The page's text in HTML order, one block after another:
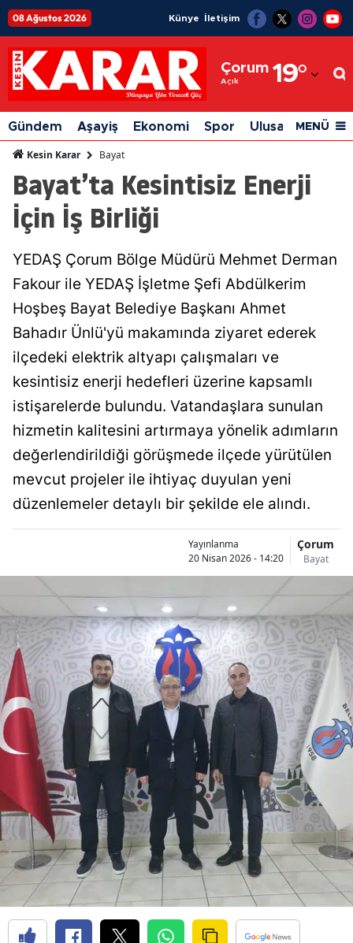
08 Ağustos 2026 Künye İletişim
Çorum
Açık 19°
Adıyaman
Afyonkarahisar
Ağrı
Amasya
Aydın
Balıkesir
Bingöl
Bitlis
Burdur
Bursa
Çanakkale
Çankırı
Çorum
Denizli
Diyarbakır
Elazığ
Erzincan
Erzurum
Eskişehir
Gaziantep
Giresun
Gündem Aşayiş Ekonomi Spor Ulusal Siyaset
MENÜ
Kesin Karar Bayat
Bayat’ta Kesintisiz Enerji
İçin İş Birliği
YEDAŞ Çorum Bölge Müdürü Mehmet Derman
Fakour ile YEDAŞ İşletme Şefi Abdülkerim
Hoşbeş Bayat Belediye Başkanı Ahmet
Bahadır Ünlü'yü makamında ziyaret ederek
ilçedeki elektrik altyapı çalışmaları ve
kesintisiz enerji hedefleri üzerine kapsamlı
istişarelerde bulundu. Vatandaşlara sunulan
hizmetin kalitesini artırmaya yönelik adımların
değerlendirildiği görüşmede ilçede yürütülen
mevcut projeler ile ihtiyaç duyulan yeni
düzenlemeler detaylı bir şekilde ele alındı.
Yayınlanma
20 Nisan 2026 - 14:20
Çorum
Bayat